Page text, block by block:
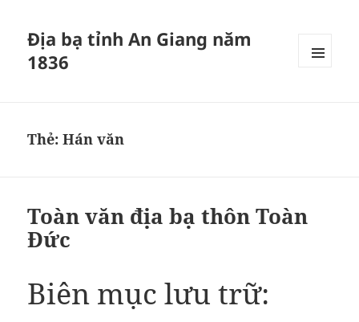
Địa bạ tỉnh An Giang năm
1836
Thẻ:Hán văn
Toàn văn địa bạ thôn Toàn
Đức
Biên mục lưu trữ: